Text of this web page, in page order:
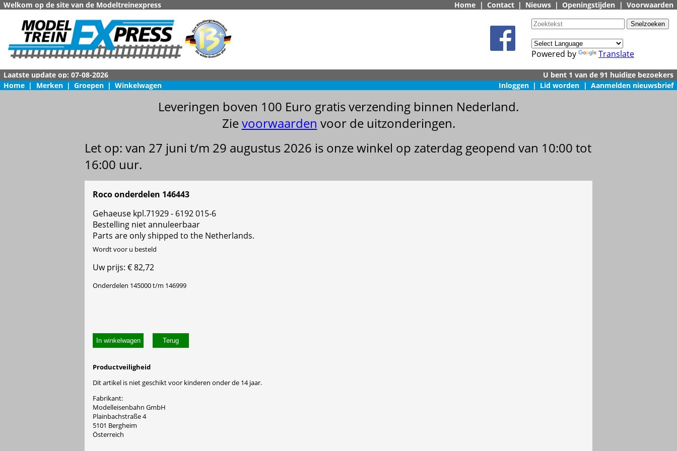
Welkom op de site van de Modeltreinexpress Home | Contact | Nieuws | Openingstijden | Voorwaarden
Powered by Translate
Home | Merken | Groepen | Winkelwagen Inloggen | Lid worden | Aanmelden nieuwsbrief
Leveringen boven 100 Euro gratis verzending binnen Nederland.
Zievoorwaarden voor de uitzonderingen.
Let op: van 27 juni t/m 29 augustus 2026 is onze winkel op zaterdag geopend van 10:00 tot
16:00 uur.
Roco onderdelen 146443
Gehaeuse kpl.71929 - 6192 015-6
Bestelling niet annuleerbaar
Parts are only shipped to the Netherlands.
Wordt voor u besteld
Uw prijs: € 82,72
Onderdelen 145000 t/m 146999
In winkelwagen
Productveiligheid
Dit artikel is niet geschikt voor kinderen onder de 14 jaar.
Fabrikant:
Modelleisenbahn GmbH
Plainbachstraße 4
5101 Bergheim
Österreich